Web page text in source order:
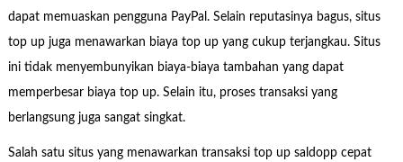
dapat memuaskan pengguna PayPal. Selain reputasinya bagus, situs
top up juga menawarkan biaya top up yang cukup terjangkau. Situs
ini tidak menyembunyikan biaya-biaya tambahan yang dapat
memperbesar biaya top up. Selain itu, proses transaksi yang
berlangsung juga sangat singkat.
Salah satu situs yang menawarkan transaksi top up saldopp cepat